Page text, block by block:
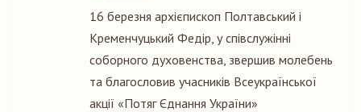
16 березня архієпископ Полтавський і
Кременчуцький Федір, у співслужінні
соборного духовенства, звершив молебень
та благословив учасників Всеукраїнської
акції «Потяг Єднання України»